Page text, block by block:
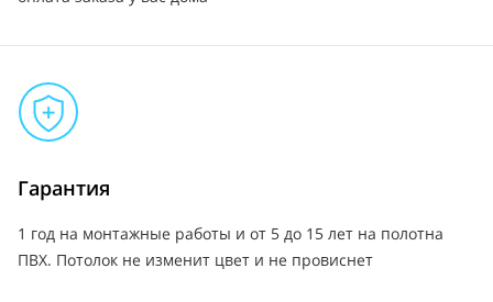
Гарантия
1 год на монтажные работы и от 5 до 15 лет на полотна
ПВХ. Потолок не изменит цвет и не провиснет